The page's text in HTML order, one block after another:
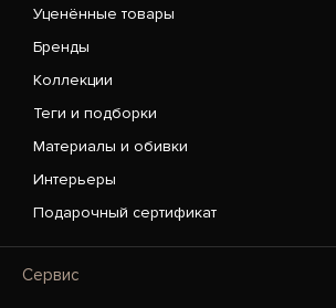
Уценённые товары
Бренды
Коллекции
Теги и подборки
Материалы и обивки
Интерьеры
Подарочный сертификат
Сервис